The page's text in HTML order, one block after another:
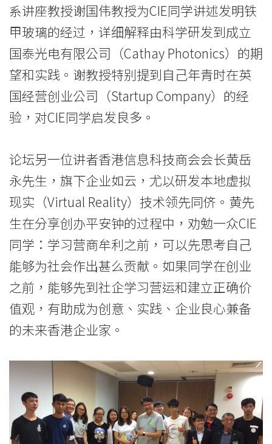
学
院
消
息
际
学
院
香
港
浸
会
大
学
系讲座教授谢国伟教授为CIE同学讲述发明铁
甲玻璃的经过，详细解释由科学研发到成立
国泰光电有限公司（Cathay Photonics）的期
望和实践。谢教授特别提到自己年青时在英
国经营创业公司（Startup Company）的经
验，对CIE同学启发良多。
论坛另一位讲者香港信息科技商会会长黄岳
永先生，旗下企业如云，尤以研发本地虚拟
现实（Virtual Reality）技术领先同侪。黄先
生在分享创办平安钟的过程中，劝勉一众CIE
同学：学习营商牟利之前，可以先思考自己
能够为社会作出甚么贡献。如果同学在创业
之前，能够先到社企学习营运和建立正确价
值观，有助成为创意、实践、企业良心兼备
的未来香港企业家。